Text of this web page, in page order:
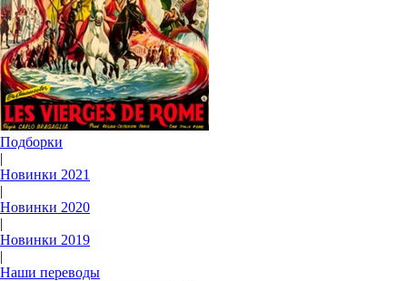
Подборки
|
Новинки 2021
|
Новинки 2020
|
Новинки 2019
|
Наши переводы